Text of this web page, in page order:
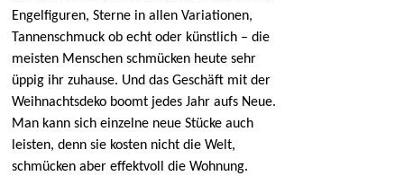
Engelfiguren, Sterne in allen Variationen,
Tannenschmuck ob echt oder künstlich – die
meisten Menschen schmücken heute sehr
üppig ihr zuhause. Und das Geschäft mit der
Weihnachtsdeko boomt jedes Jahr aufs Neue.
Man kann sich einzelne neue Stücke auch
leisten, denn sie kosten nicht die Welt,
schmücken aber effektvoll die Wohnung.